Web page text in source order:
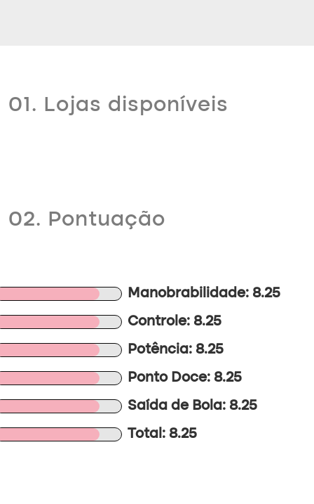
01. Lojas disponíveis
02. Pontuação
Manobrabilidade: 8.25
Controle: 8.25
Potência: 8.25
Ponto Doce: 8.25
Saída de Bola: 8.25
Total: 8.25